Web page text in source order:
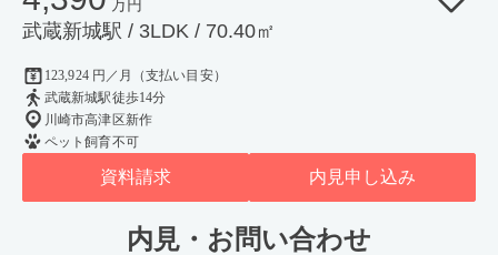
万円
武蔵新城駅 / 3LDK / 70.40㎡
123,924 円／月（支払い目安）
武蔵新城駅徒歩14分
川崎市高津区新作
ペット飼育不可
資料請求 内見申し込み
内見・お問い合わせ